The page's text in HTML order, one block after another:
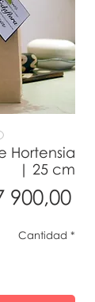
Hortensia
| 25 cm
900,00
Cantidad *